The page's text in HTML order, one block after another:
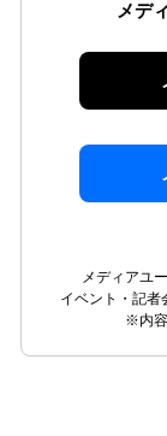
メデ
メディアユ
イベント・記者
※内容